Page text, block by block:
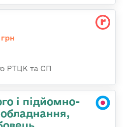
РТЦК та СП
і підйомно-